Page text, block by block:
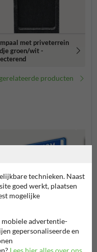
met priveterrein
groen/wit -
producten
technieken. Naast
goed werkt, plaatsen
mogelijke
mobiele advertentie-
gepersonaliseerde en
Lees hier alles over ons